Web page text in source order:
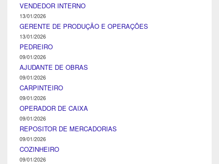
VENDEDOR INTERNO
13/01/2026
GERENTE DE PRODUÇÃO E OPERAÇÕES
13/01/2026
PEDREIRO
09/01/2026
AJUDANTE DE OBRAS
09/01/2026
CARPINTEIRO
09/01/2026
OPERADOR DE CAIXA
09/01/2026
REPOSITOR DE MERCADORIAS
09/01/2026
COZINHEIRO
09/01/2026